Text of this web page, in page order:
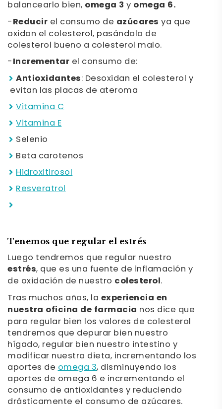
balancearlo bien, omega 3 y omega 6.
-Reducir el consumo de azúcares ya que
oxidan el colesterol, pasándolo de
colesterol bueno a colesterol malo.
-Incrementar el consumo de:
Antioxidantes: Desoxidan el colesterol y
evitan las placas de ateroma
Vitamina C
Vitamina E
Selenio
Beta carotenos
Hidroxitirosol
Resveratrol
Tenemos que regular el estrés
Luego tendremos que regular nuestro
estrés, que es una fuente de inflamación y
de oxidación de nuestro colesterol.
Tras muchos años, la experiencia en
nuestra oficina de farmacia nos dice que
para regular bien los valores de colesterol
tendremos que depurar bien nuestro
hígado, regular bien nuestro intestino y
modificar nuestra dieta, incrementando los
aportes deomega 3, disminuyendo los
aportes de omega 6 e incrementando el
consumo de antioxidantes y reduciendo
drásticamente el consumo de azúcares.